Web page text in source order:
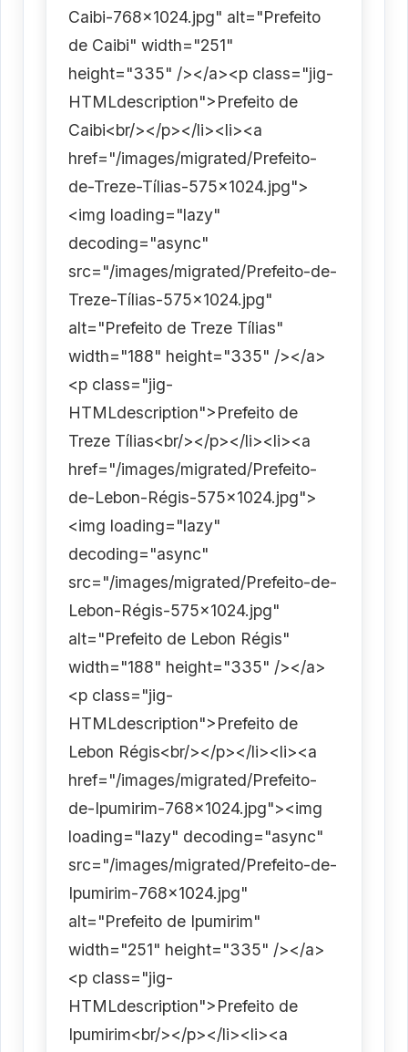
Caibi-768x1024.jpg" alt="Prefeito
de Caibi" width="251"
height="335" /></a><p class="jig-
HTMLdescription">Prefeito de
Caibi<br/></p></li><li><a
href="/images/migrated/Prefeito-
de-Treze-Tílias-575x1024.jpg">
<img loading="lazy"
decoding="async"
src="/images/migrated/Prefeito-de-
Treze-Tílias-575x1024.jpg"
alt="Prefeito de Treze Tílias"
width="188" height="335" /></a>
<p class="jig-
HTMLdescription">Prefeito de
Treze Tílias<br/></p></li><li><a
href="/images/migrated/Prefeito-
de-Lebon-Régis-575x1024.jpg">
<img loading="lazy"
decoding="async"
src="/images/migrated/Prefeito-de-
Lebon-Régis-575x1024.jpg"
alt="Prefeito de Lebon Régis"
width="188" height="335" /></a>
<p class="jig-
HTMLdescription">Prefeito de
Lebon Régis<br/></p></li><li><a
href="/images/migrated/Prefeito-
de-Ipumirim-768x1024.jpg"><img
loading="lazy" decoding="async"
src="/images/migrated/Prefeito-de-
Ipumirim-768x1024.jpg"
alt="Prefeito de Ipumirim"
width="251" height="335" /></a>
<p class="jig-
HTMLdescription">Prefeito de
Ipumirim<br/></p></li><li><a